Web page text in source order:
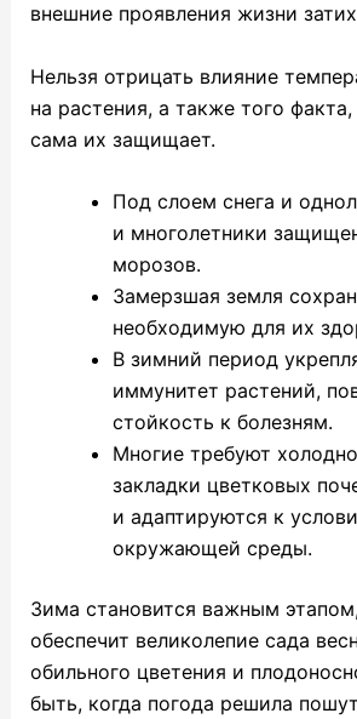
внешние проявления жизни
Нельзя отрицать влияние
на растения, а также того
сама их защищает.
Под слоем снега и
и многолетники
морозов.
Замерзшая земля
необходимую для их
В зимний период
иммунитет растений,
стойкость к болезням.
Многие требуют
закладки цветковых
и адаптируются к
окружающей среды.
Зима становится важным
обеспечит великолепие сада
обильного цветения и
быть, когда погода решила